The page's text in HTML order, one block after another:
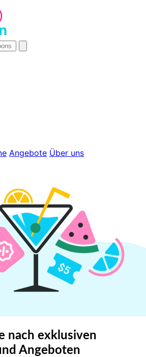
Angebote Über uns
nach exklusiven
Angeboten